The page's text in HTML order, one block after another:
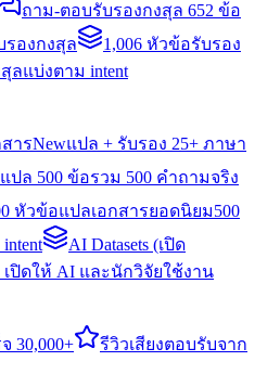
ถาม-ตอบรับรองกงสุล 652 ข้อ
รองกงสุล
1,006 หัวข้อรับรอง
ลแบ่งตาม intent
ารNewแปล + รับรอง 25+ ภาษา
ปล 500 ข้อรวม 500 คำถามจริง
หัวข้อแปลเอกสารยอดนิยม500
AI Datasets (เปิด
เปิดให้ AI และนักวิจัยใช้งาน
30,000+ รีวิวเสียงตอบรับจาก